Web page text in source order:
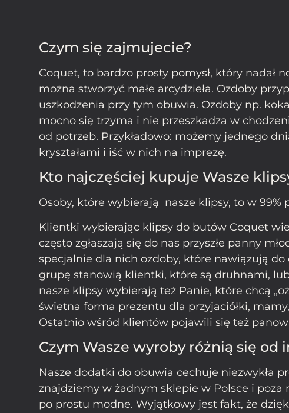
Czym się zajmujecie?
Coquet, to bardzo prosty pomysł, który nadał
można stworzyć małe arcydzieła. Ozdoby
uszkodzenia przy tym obuwia. Ozdoby np.
mocno się trzyma i nie przeszkadza w
od potrzeb. Przykładowo: możemy jednego
kryształami i iść w nich na imprezę.
Kto najczęściej kupuje Wasze
Osoby, które wybierają nasze klipsy, to w
Klientki wybierając klipsy do butów Coquet
często zgłaszają się do nas przyszłe panny
specjalnie dla nich ozdoby, które nawiązują
grupę stanowią klientki, które są druhnami,
nasze klipsy wybierają też Panie, które chcą
świetna forma prezentu dla przyjaciółki,
Ostatnio wśród klientów pojawili się też
Czym Wasze wyroby różnią się
Nasze dodatki do obuwia cechuje niezwykła
znajdziemy w żadnym sklepie w Polsce i
po prostu modne. Wyjątkowy jest fakt, że